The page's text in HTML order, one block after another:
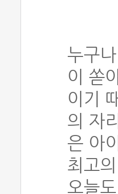
누구
이 쏟
이기
의 자
은 아
최고
오늘